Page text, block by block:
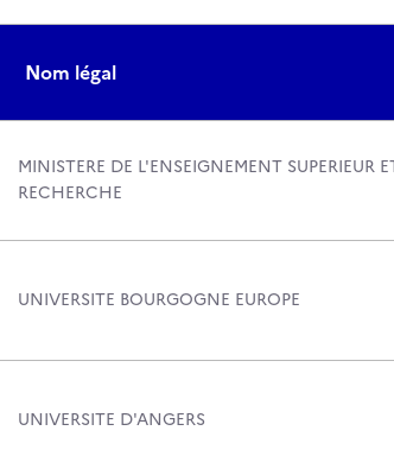
Nom légal
MINISTERE DE L'ENSEIGNEMENT SUPERIEUR
RECHERCHE
UNIVERSITE BOURGOGNE EUROPE
UNIVERSITE D'ANGERS